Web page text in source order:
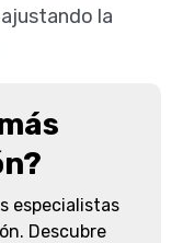
la
especialistas
Descubre